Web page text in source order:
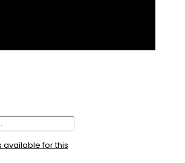
available for this